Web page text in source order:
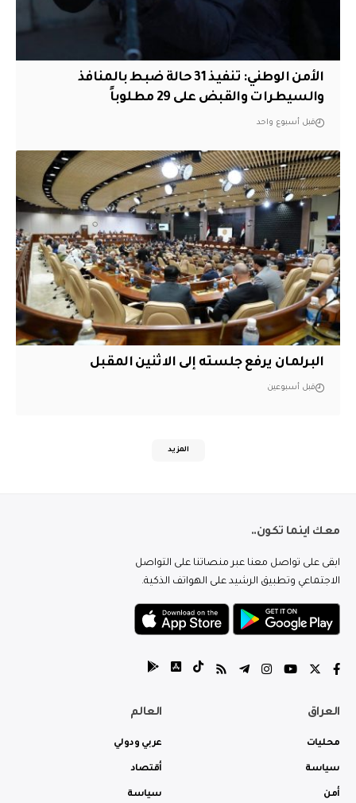
الأمن الوطني: تنفيذ 31 حالة ضبط بالمنافذ
والسيطرات والقبض على 29 مطلوباً
قبل أسبوع واحد
البرلمان يرفع جلسته إلى الاثنين المقبل
قبل أسبوعين
المزيد
معك اينما تكون..
ابقى على تواصل معنا عبر منصاتنا على التواصل
الاجتماعي وتطبيق الرشيد على الهواتف الذكية.
العراق
محليات
سياسة
أمن
العالم
عربي ودولي
أقتصاد
سياسة